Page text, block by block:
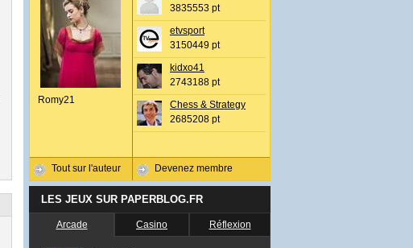
Romy21
Tout sur l'auteur
3835553 pt
etvsport
3150449 pt
kidxo41
2743188 pt
Chess & Strategy
2685208 pt
Devenez membre
LES JEUX SUR PAPERBLOG.FR
Arcade Casino Réflexion